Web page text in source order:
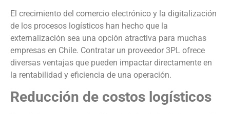
El crecimiento del comercio electrónico y la digitalización
de los procesos logísticos han hecho que la
externalización sea una opción atractiva para muchas
empresas en Chile. Contratar un proveedor 3PL ofrece
diversas ventajas que pueden impactar directamente en
la rentabilidad y eficiencia de una operación.
Reducción de costos logísticos